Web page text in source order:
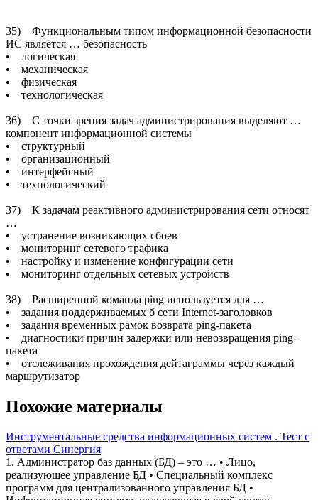
35) Функциональным типом информационной безопасности
ИС является … безопасность
• логическая
• механическая
• физическая
• технологическая
36) С точки зрения задач администрирования выделяют …
компонент информационной системы
• структурный
• организационный
• интерфейсный
• технологический
37) К задачам реактивного администрирования сети относят
…
• устранение возникающих сбоев
• мониторинг сетевого трафика
• настройку и изменение конфигурации сети
• мониторинг отдельных сетевых устройств
38) Расширенной команда ping используется для …
• задания поддерживаемых б сети Internet-заголовков
• задания временных рамок возврата ping-пакета
• диагностики причин задержки или невозвращения ping-
пакета
• отслеживания прохождения дейтаграммы через каждый
маршрутизатор
Похожие материалы
Инструментальные средства информационных систем . Тест с
ответами Синергия
1. Администратор баз данных (БД) – это … • Лицо,
реализующее управление БД • Специальный комплекс
программ для централизованного управления БД •